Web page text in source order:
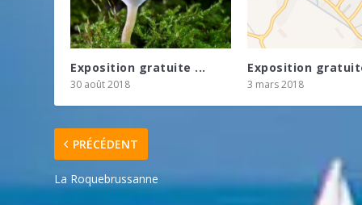
Exposition gratuite ...
30 août 2018
Exposition
3 mars 2018
PRÉCÉDENT
La Roquebrussanne